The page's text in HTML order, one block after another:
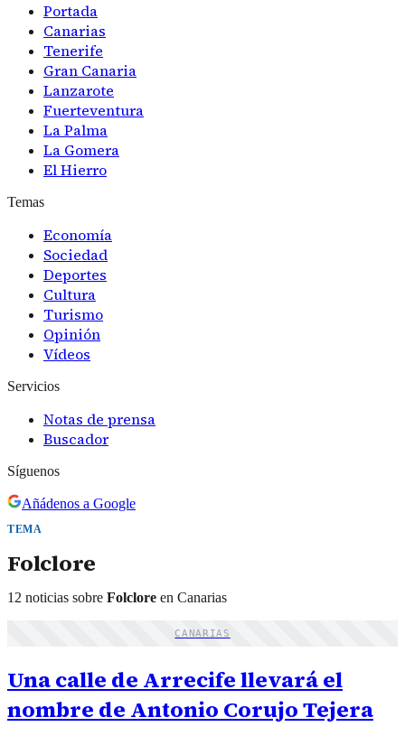
Portada
Canarias
Tenerife
Gran Canaria
Lanzarote
Fuerteventura
La Palma
La Gomera
El Hierro
Temas
Economía
Sociedad
Deportes
Cultura
Turismo
Opinión
Vídeos
Servicios
Notas de prensa
Buscador
Síguenos
Añádenos a Google
TEMA
Folclore
12 noticias sobre Folclore en Canarias
CANARIAS
Una calle de Arrecife llevará el
nombre de Antonio Corujo Tejera